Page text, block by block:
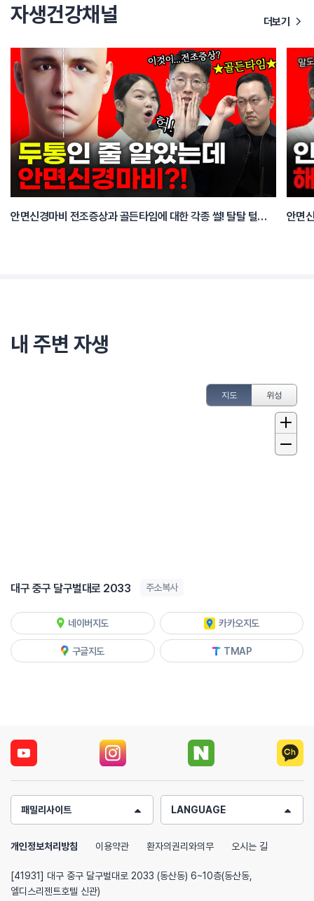
자생건강채널
더보기
안면신경마비 전조증상과 골든타임에 대한 각종 썰! 탈탈 털어봅니다
내 주변 자생
지도 위성
대구 중구 달구벌대로 2033 주소복사
네이버지도 카카오지도
구글지도 TMAP
패밀리사이트 LANGUAGE
개인정보처리방침 이용약관 환자의권리와의무 오시는 길
[41931] 대구 중구 달구벌대로 2033 (동산동) 6~10층(동산동,
엘디스리젠트호텔 신관)